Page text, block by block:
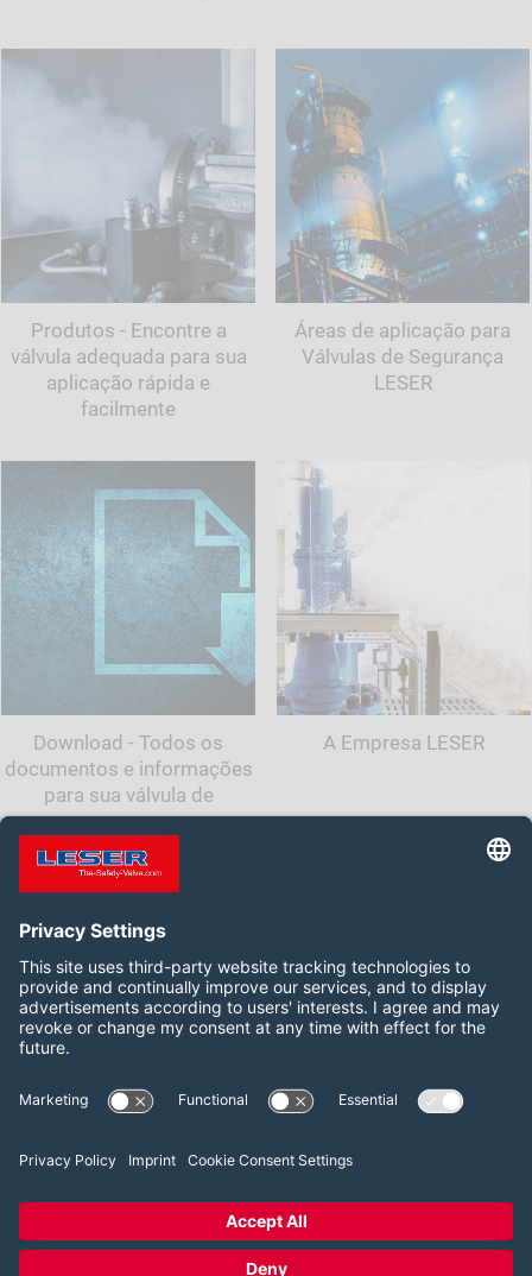
Produtos - Encontre a
válvula adequada para sua
aplicação rápida e
facilmente
Áreas de aplicação para
Válvulas de Segurança
LESER
Download - Todos os
documentos e informações
para sua válvula de
segurança
A Empresa LESER
Siga-nos:
LinkedIn
Termos e Condições
Política de Privacidade